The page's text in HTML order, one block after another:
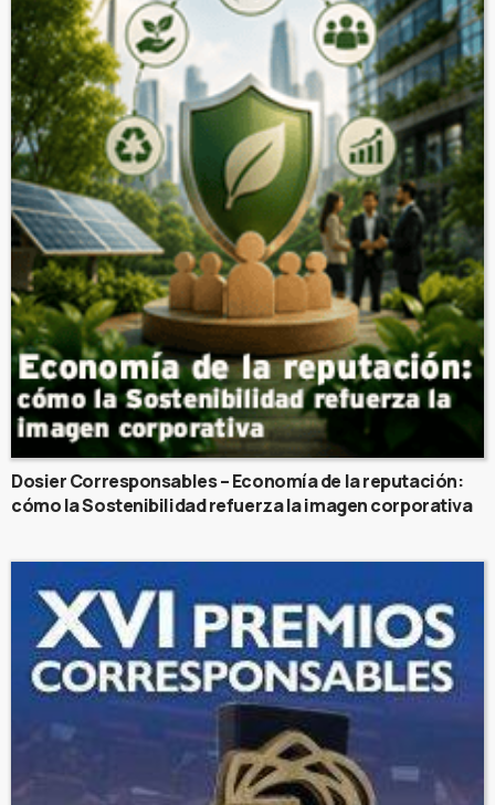
Dosier Corresponsables – Economía de la reputación:
cómo la Sostenibilidad refuerza la imagen corporativa